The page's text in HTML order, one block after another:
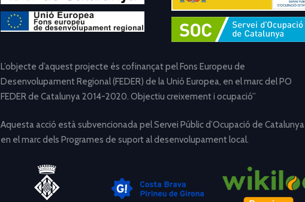
L’objecte d’aquest projecte és cofinançat pel Fons Europeu de
Desenvolupament Regional (FEDER) de la Unió Europea, en el marc del PO
FEDER de Catalunya 2014-2020. Objectiu creixement i ocupació”
Aquesta acció està subvencionada pel Servei Públic d’Ocupació de Catalunya
en el marc dels Programes de suport al desenvolupament local.